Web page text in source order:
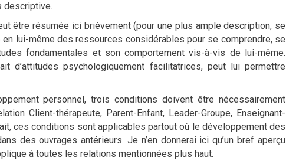
descriptive.
être résumée ici brièvement (pour une plus ample description, se
lui-même des ressources considérables pour se comprendre, se
fondamentales et son comportement vis-à-vis de lui-même.
d’attitudes psychologiquement facilitatrices, peut lui permettre
personnel, trois conditions doivent être nécessairement
Client-thérapeute, Parent-Enfant, Leader-Groupe, Enseignant-
ces conditions sont applicables partout où le développement des
des ouvrages antérieurs. Je n’en donnerai ici qu’un bref aperçu
à toutes les relations mentionnées plus haut.